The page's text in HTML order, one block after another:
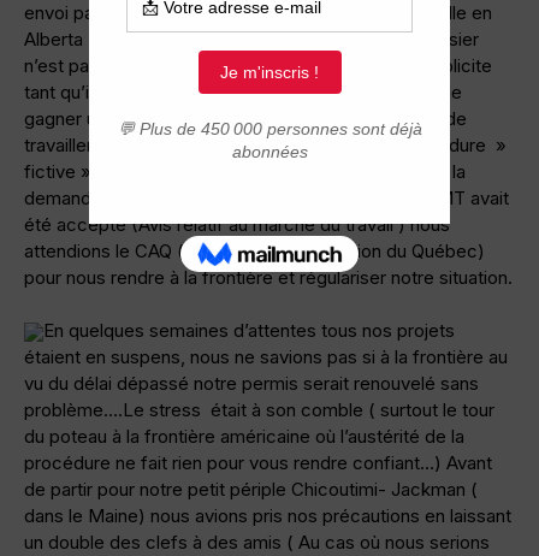
envoi par la poste (le cachet faisant foi) via Végreville en
Alberta ( traitement par le Fédéral ), même si le dossier
n’est pas complet on se retrouve alors en statut implicite
tant qu’ils ne traitent pas le document ( ça permet de
gagner un délai d’environ 2 mois ) nous permettant de
travailler en légalité. Bien sûr, à côté de cette procédure »
fictive » nous avions également fait dans les règles la
demande de renouvellement, nous savions que l’AMT avait
été accepté (Avis relatif au marché du travail ) nous
attendions le CAQ ( certificat d’acceptation du Québec)
pour nous rendre à la frontière et régulariser notre situation.
En quelques semaines d’attentes tous nos projets
étaient en suspens, nous ne savions pas si à la frontière au
vu du délai dépassé notre permis serait renouvelé sans
problème….Le stress était à son comble ( surtout le tour
du poteau à la frontière américaine où l’austérité de la
procédure ne fait rien pour vous rendre confiant…) Avant
de partir pour notre petit périple Chicoutimi- Jackman (
dans le Maine) nous avions pris nos précautions en laissant
un double des clefs à des amis ( Au cas où nous serions